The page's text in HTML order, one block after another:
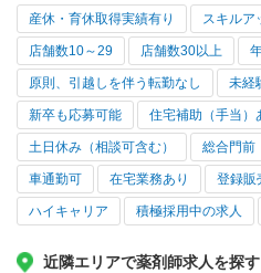
産休・育休取得実績有り スキルア
店舗数10～29 店舗数30以上
原則、引越しを伴う転勤なし 未経
新卒も応募可能 住宅補助（手当）
土日休み（相談可含む） 総合門前
車通勤可 在宅業務あり 登録販
ハイキャリア 積極採用中の求人
近隣エリアで薬剤師求人を探す